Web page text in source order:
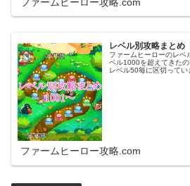
レベル別攻略まとめ
ファームヒーローのレベ
ベル1000を超えてきた
レベル50毎に区切って
ファームヒーロー攻略.com